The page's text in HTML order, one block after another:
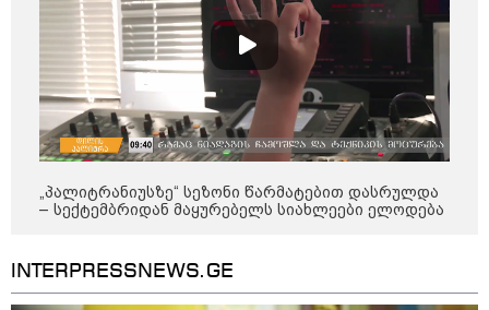
უნცია ოქრო დღიურად 101
დოლარით გაძვირდა - რა ღირს
გრამი საქართველოში?
„ტურისტების შემცირების მთავარი
მიზეზი ალბათ, ის პრორუსული,
პოლიტიკაა, რომელსაც ქვეყანა
ატარებს“ - ცოტნე ჯაფარიძე
„გაჩნდა მოთხოვნა სააგარაკე
მიწის ნაკვეთებზე“ - როგორ
იცვლება უძრავი ქონების ბაზარი
„პალიტრანიუსზე“ სეზონი წარმატებით დასრულდა
– სექტემბრიდან მაყურებელს სიახლეები ელოდება
INTERPRESSNEWS.GE